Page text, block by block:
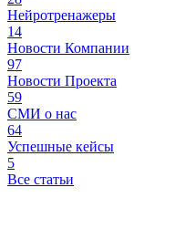
Нейротренажеры
14
Новости Компании
97
Новости Проекта
59
СМИ о нас
64
Успешные кейсы
5
Все статьи